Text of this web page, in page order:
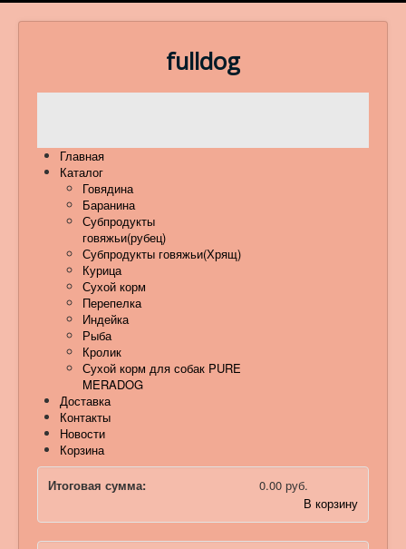
fulldog
Главная
Каталог
Говядина
Баранина
Субпродукты
говяжьи(рубец)
Субпродукты говяжьи(Хрящ)
Курица
Сухой корм
Перепелка
Индейка
Рыба
Кролик
Сухой корм для собак PURE
MERADOG
Доставка
Контакты
Новости
Корзина
Итоговая сумма:
0.00 руб.
В корзину